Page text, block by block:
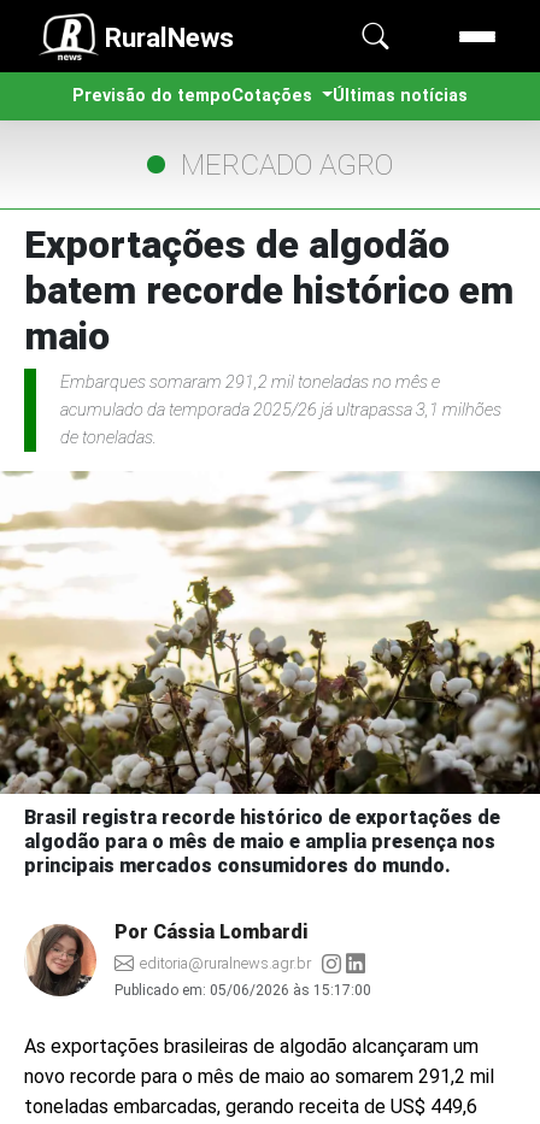
RuralNews
Previsão do tempoCotações Últimas notícias
MERCADO AGRO
Exportações de algodão
batem recorde histórico em
maio
Embarques somaram 291,2 mil toneladas no mês e
acumulado da temporada 2025/26 já ultrapassa 3,1 milhões
de toneladas.
Brasil registra recorde histórico de exportações de
algodão para o mês de maio e amplia presença nos
principais mercados consumidores do mundo.
Por Cássia Lombardi
editoria@ruralnews.agr.br
Publicado em: 05/06/2026 às 15:17:00
As exportações brasileiras de algodão alcançaram um
novo recorde para o mês de maio ao somarem 291,2 mil
toneladas embarcadas, gerando receita de US$ 449,6